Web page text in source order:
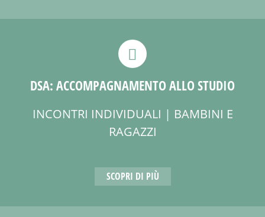
DSA: ACCOMPAGNAMENTO ALLO STUDIO
INCONTRI INDIVIDUALI | BAMBINI E
RAGAZZI
SCOPRI DI PIÙ